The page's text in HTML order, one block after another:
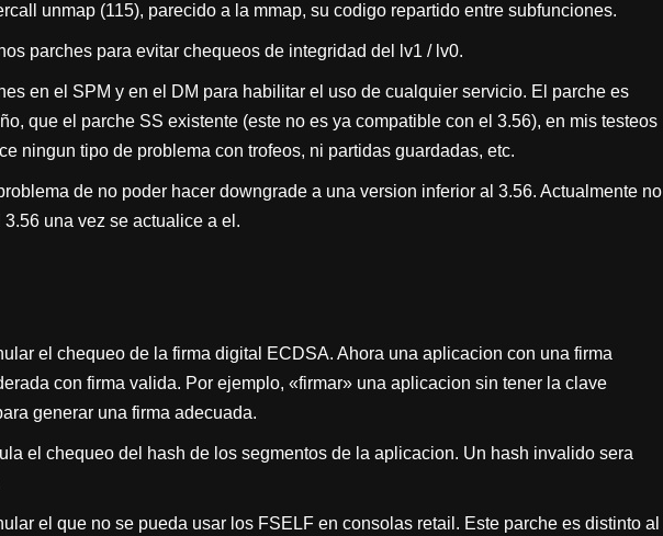
unmap (115), parecido a la mmap, su codigo repartido entre subfunciones.
parches para evitar chequeos de integridad del lv1 / lv0.
en el SPM y en el DM para habilitar el uso de cualquier servicio. El parche es
que el parche SS existente (este no es ya compatible con el 3.56), en mis testeos
ningun tipo de problema con trofeos, ni partidas guardadas, etc.
de no poder hacer downgrade a una version inferior al 3.56. Actualmente no
una vez se actualice a el.
el chequeo de la firma digital ECDSA. Ahora una aplicacion con una firma
con firma valida. Por ejemplo, «firmar» una aplicacion sin tener la clave
generar una firma adecuada.
el chequeo del hash de los segmentos de la aplicacion. Un hash invalido sera
el que no se pueda usar los FSELF en consolas retail. Este parche es distinto al